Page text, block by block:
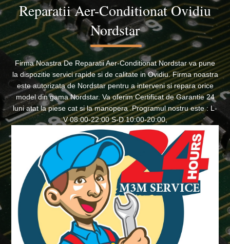
Reparatii Aer-Conditionat Ovidiu
Nordstar
Firma Noastra De Reparatii Aer-Conditionat Nordstar va pune
la dispozitie servici rapide si de calitate in Ovidiu. Firma noastra
este autorizata de Nordstar pentru a interveni si repara orice
model din gama Nordstar. Va oferim Certificat de Garantie 24
luni atat la piese cat si la manopera .Programul nostru este : L-
V 08:00-22:00 S-D 10:00-20:00,